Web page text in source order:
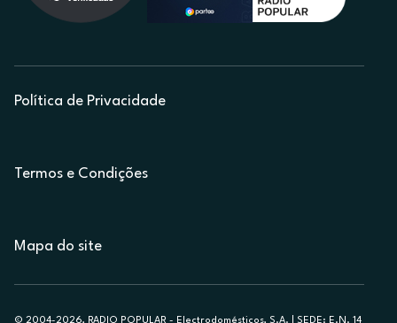
Política de Privacidade
Termos e Condições
Mapa do site
© 2004-2026, RADIO POPULAR - Electrodomésticos, S.A. | SEDE: E.N. 14